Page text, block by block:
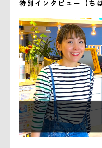
特別インタビュー【ち